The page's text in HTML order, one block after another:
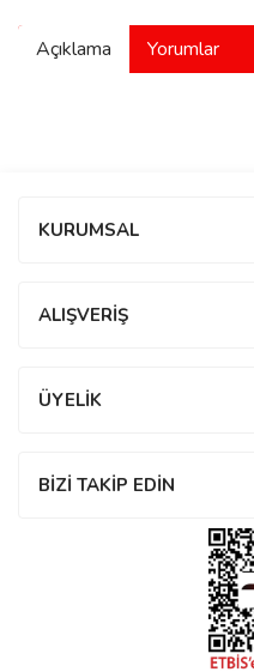
Açıklama Yorumlar
KURUMSAL
ALIŞVERİŞ
ÜYELİK
BİZİ TAKİP EDİN